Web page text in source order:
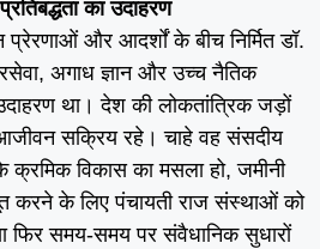
का उदाहरण
और आदर्शों के बीच निर्मित डॉ.
अगाध ज्ञान और उच्च नैतिक
था। देश की लोकतांत्रिक जड़ों
सक्रिय रहे। चाहे वह संसदीय
विकास का मसला हो, जमीनी
करने के लिए पंचायती राज संस्थाओं को
फिर समय-समय पर संवैधानिक सुधारों